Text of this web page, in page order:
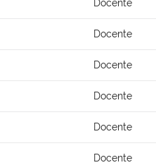
Docente
Docente
Docente
Docente
Docente
Docente